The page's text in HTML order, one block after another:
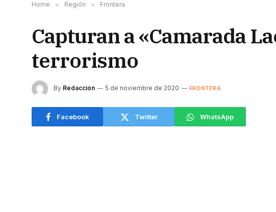
Home » Región » Frontera
Capturan a «Camarada
terrorismo
By Redacción 5 de noviembre de 2020 FRONTERA
Facebook Twitter WhatsApp